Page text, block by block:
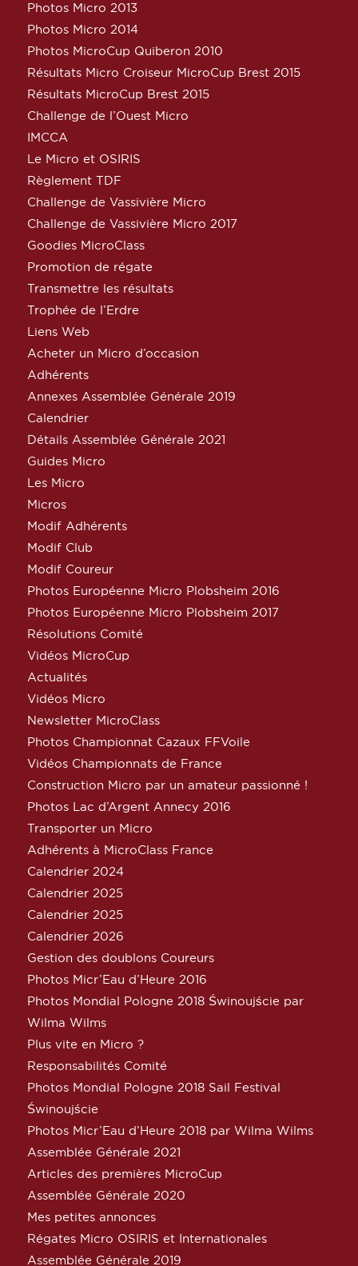
Photos Micro 2013
Photos Micro 2014
Photos MicroCup Quiberon 2010
Résultats Micro Croiseur MicroCup Brest 2015
Résultats MicroCup Brest 2015
Challenge de l’Ouest Micro
IMCCA
Le Micro et OSIRIS
Règlement TDF
Challenge de Vassivière Micro
Challenge de Vassivière Micro 2017
Goodies MicroClass
Promotion de régate
Transmettre les résultats
Trophée de l’Erdre
Liens Web
Acheter un Micro d’occasion
Adhérents
Annexes Assemblée Générale 2019
Calendrier
Détails Assemblée Générale 2021
Guides Micro
Les Micro
Micros
Modif Adhérents
Modif Club
Modif Coureur
Photos Européenne Micro Plobsheim 2016
Photos Européenne Micro Plobsheim 2017
Résolutions Comité
Vidéos MicroCup
Actualités
Vidéos Micro
Newsletter MicroClass
Photos Championnat Cazaux FFVoile
Vidéos Championnats de France
Construction Micro par un amateur passionné !
Photos Lac d’Argent Annecy 2016
Transporter un Micro
Adhérents à MicroClass France
Calendrier 2024
Calendrier 2025
Calendrier 2025
Calendrier 2026
Gestion des doublons Coureurs
Photos Micr’Eau d’Heure 2016
Photos Mondial Pologne 2018 Świnoujście par
Wilma Wilms
Plus vite en Micro ?
Responsabilités Comité
Photos Mondial Pologne 2018 Sail Festival
Świnoujście
Photos Micr’Eau d’Heure 2018 par Wilma Wilms
Assemblée Générale 2021
Articles des premières MicroCup
Assemblée Générale 2020
Mes petites annonces
Régates Micro OSIRIS et Internationales
Assemblée Générale 2019